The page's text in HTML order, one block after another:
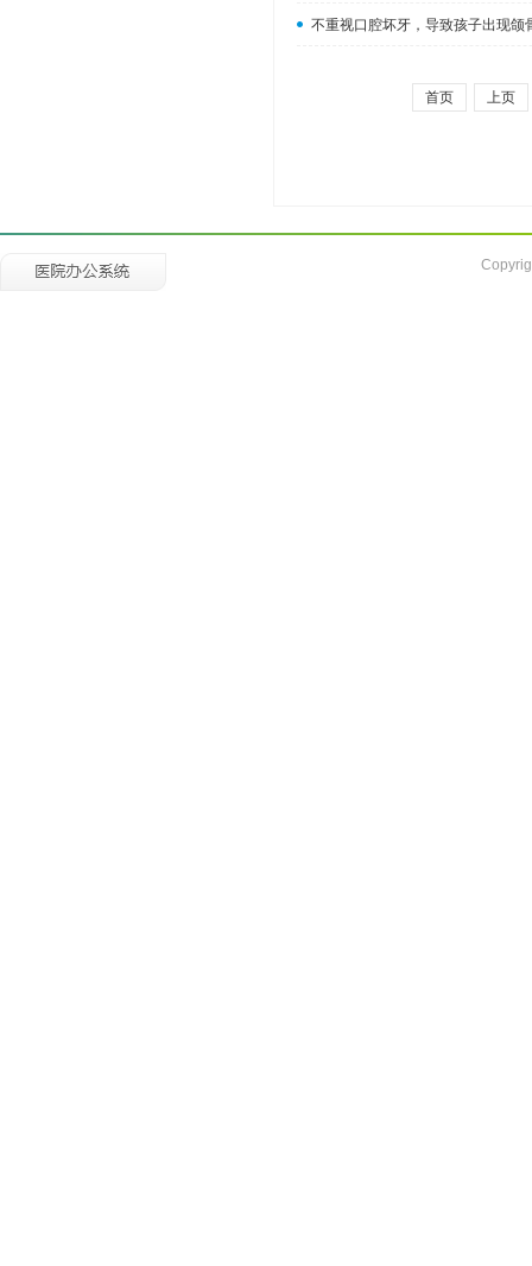
不重视口腔坏牙，导致孩子出现颌
首页 上页